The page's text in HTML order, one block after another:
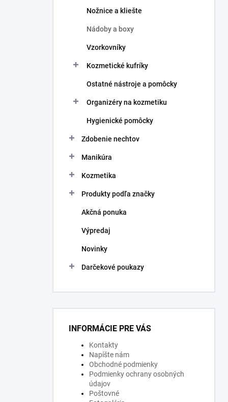
Nožnice a kliešte
Nádoby a boxy
Vzorkovníky
Kozmetické kufríky
Ostatné nástroje a pomôcky
Organizéry na kozmetiku
Hygienické pomôcky
Zdobenie nechtov
Manikúra
Kozmetika
Produkty podľa značky
Akčná ponuka
Výpredaj
Novinky
Darčekové poukazy
INFORMÁCIE PRE VÁS
Kontakty
Napíšte nám
Obchodné podmienky
Podmienky ochrany osobných
údajov
Poštovné